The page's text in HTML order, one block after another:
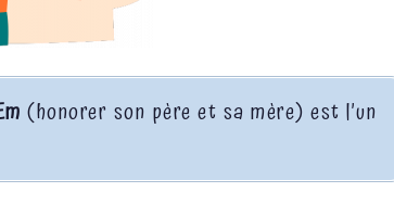
(honorer son père et sa mère) est l’un